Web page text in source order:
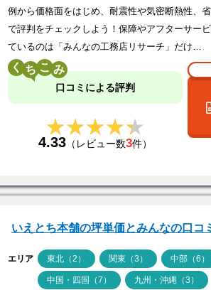
例から価格面をはじめ、耐震性や気密断熱性、
で評判をチェックしよう！保障やアフターサー
ているのは「みんなの工務店リサーチ」だけ…
く こ
口コミによる評判
★★★★★
★★★★★
4.33 （レビュー数3件）
いえとち本舗の坪単価とみんなの口コ
エリア 東北（2） 関東（3） 中部（6）
中国・四国（7） 九州・沖縄（3）